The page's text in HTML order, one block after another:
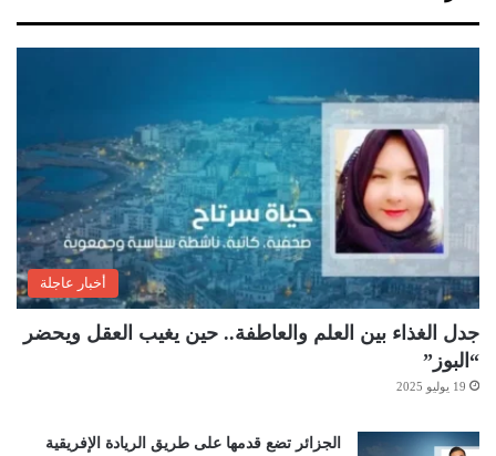
أخبار عاجلة
جدل الغذاء بين العلم والعاطفة.. حين يغيب العقل ويحضر
“البوز”
19 يوليو 2025
الجزائر تضع قدمها على طريق الريادة الإفريقية